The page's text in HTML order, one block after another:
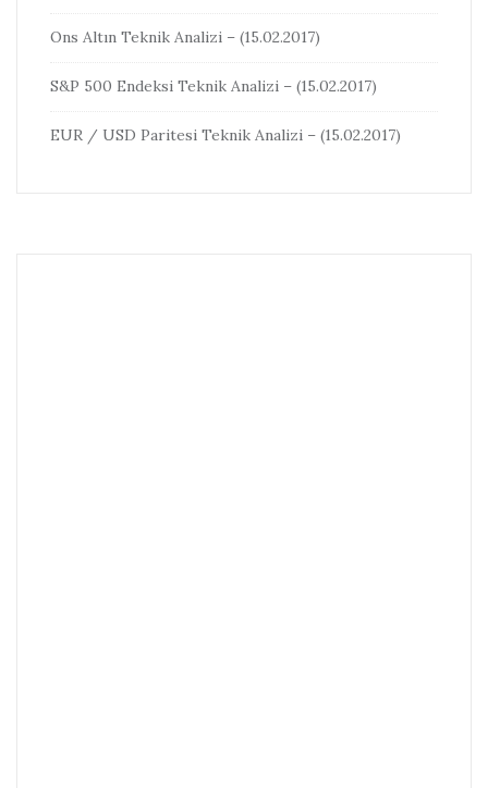
Ons Altın Teknik Analizi – (15.02.2017)
S&P 500 Endeksi Teknik Analizi – (15.02.2017)
EUR / USD Paritesi Teknik Analizi – (15.02.2017)